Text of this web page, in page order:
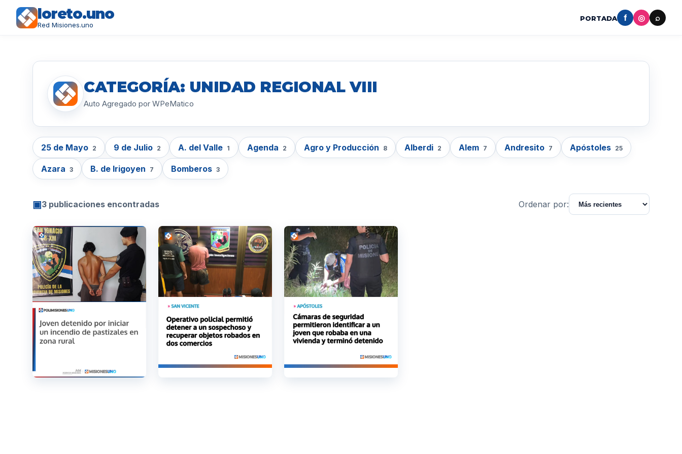
loreto.uno
Red Misiones.uno
PORTADA f ◎ ⌕
CATEGORÍA: UNIDAD REGIONAL VIII
Auto Agregado por WPeMatico
25 de Mayo 2 9 de Julio 2 A. del Valle 1 Agenda 2 Agro y Producción 8 Alberdi 2 Alem 7 Andresito 7 Apóstoles 25
Azara 3 B. de Irigoyen 7 Bomberos 3
▣3 publicaciones encontradas Ordenar por: